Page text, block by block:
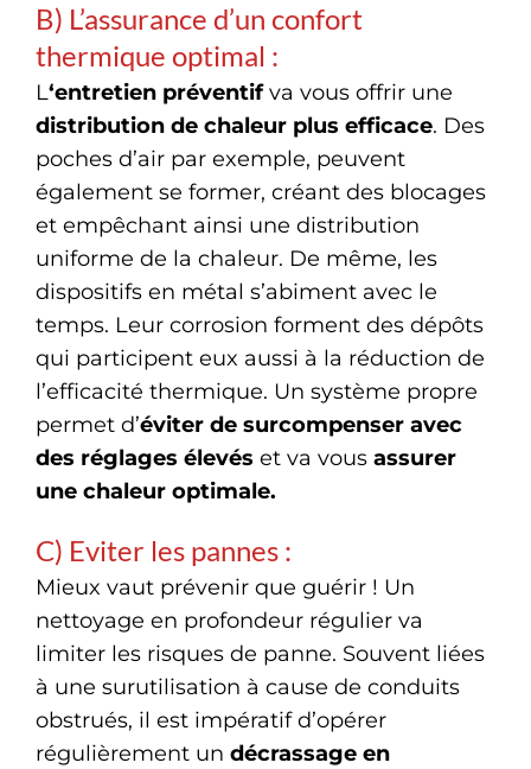
B) L’assurance d’un confort
thermique optimal :
L‘entretien préventifva vous offrir une
distribution de chaleur plus efficace. Des
poches d’air par exemple, peuvent
également se former, créant des blocages
et empêchant ainsi une distribution
uniforme de la chaleur. De même, les
dispositifs en métal s’abiment avec le
temps. Leur corrosion forment des dépôts
qui participent eux aussi à la réduction de
l’efficacité thermique. Un système propre
permet d’éviter de surcompenser avec
des réglages élevés et va vous assurer
une chaleur optimale.
C) Eviter les pannes :
Mieux vaut prévenir que guérir ! Un
nettoyage en profondeur régulier va
limiter les risques de panne. Souvent liées
à une surutilisation à cause de conduits
obstrués, il est impératif d’opérer
régulièrement un décrassage en